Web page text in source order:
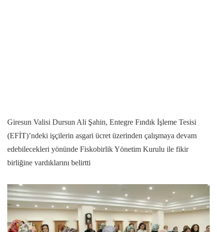
Giresun Valisi Dursun Ali Şahin, Entegre Fındık İşleme Tesisi
(EFİT)’ndeki işçilerin asgari ücret üzerinden çalışmaya devam
edebilecekleri yönünde Fiskobirlik Yönetim Kurulu ile fikir
birliğine vardıklarını belirtti